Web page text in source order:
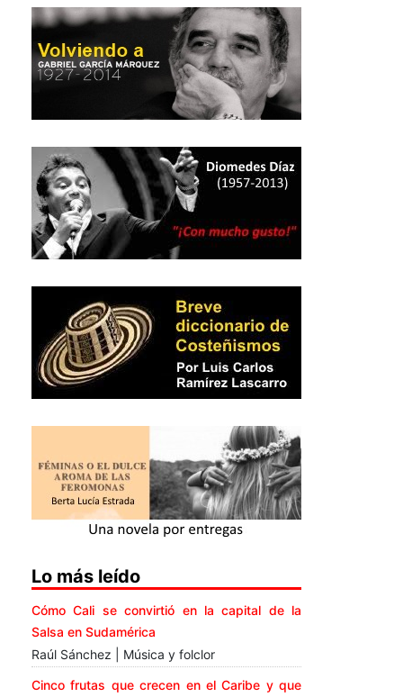
Lo más leído
Cómo Cali se convirtió en la capital de la
Salsa en Sudamérica
Raúl Sánchez | Música y folclor
Cinco frutas que crecen en el Caribe y que